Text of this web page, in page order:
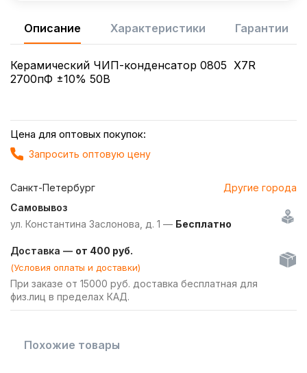
Описание Характеристики Гарантии
Керамический ЧИП-конденсатор 0805 X7R
2700пФ ±10% 50В
Цена для оптовых покупок:
Запросить оптовую цену
Санкт-Петербург
Другие города
Самовывоз
ул. Константина Заслонова, д. 1 — Бесплатно
Доставка — от 400 руб.
(Условия оплаты и доставки)
При заказе от 15000 руб. доставка бесплатная для
физ.лиц в пределах КАД.
Похожие товары